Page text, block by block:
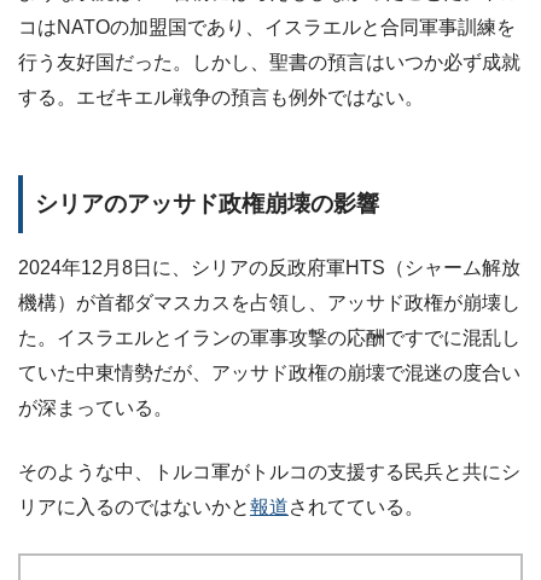
コはNATOの加盟国であり、イスラエルと合同軍事訓練を
行う友好国だった。しかし、聖書の預言はいつか必ず成就
する。エゼキエル戦争の預言も例外ではない。
シリアのアッサド政権崩壊の影響
2024年12月8日に、シリアの反政府軍HTS（シャーム解放
機構）が首都ダマスカスを占領し、アッサド政権が崩壊し
た。イスラエルとイランの軍事攻撃の応酬ですでに混乱し
ていた中東情勢だが、アッサド政権の崩壊で混迷の度合い
が深まっている。
そのような中、トルコ軍がトルコの支援する民兵と共にシ
リアに入るのではないかと報道されてている。